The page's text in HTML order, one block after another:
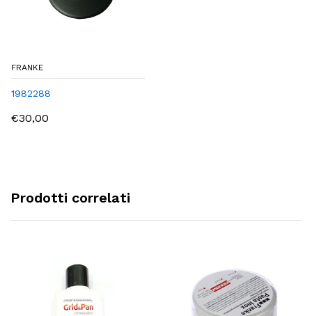
FRANKE
1982288
€30,00
Prodotti correlati